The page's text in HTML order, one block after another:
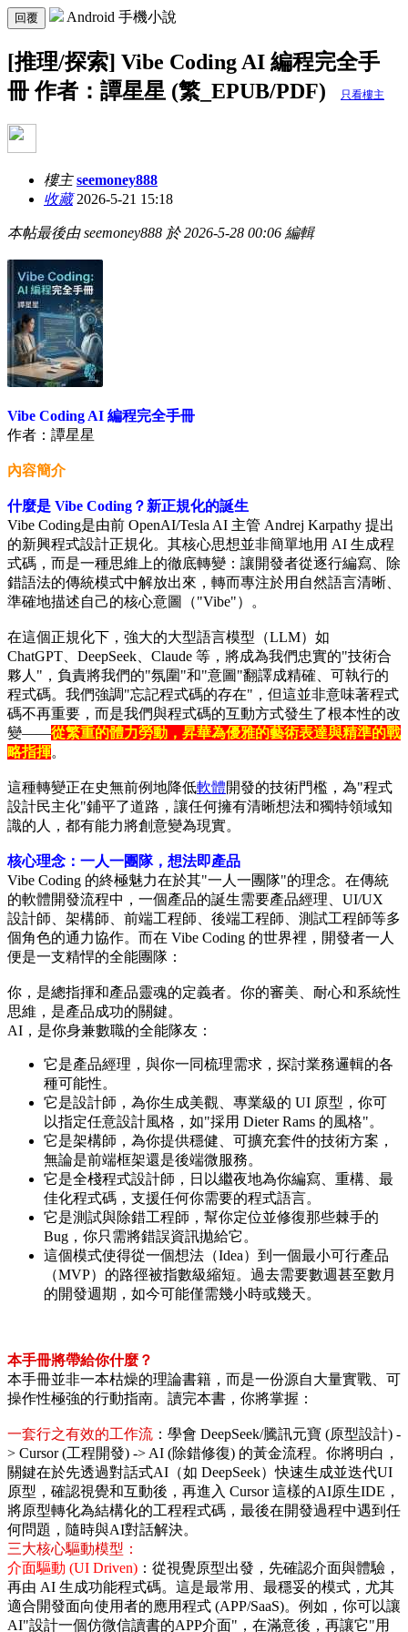
回覆 Android 手機小說
[推理/探索] Vibe Coding AI 編程完全手
冊 作者：譚星星 (繁_EPUB/PDF)
只看樓主
樓主 seemoney888
收藏2026-5-21 15:18
本帖最後由 seemoney888 於 2026-5-28 00:06 編輯
Vibe Coding AI 編程完全手冊
作者：譚星星
內容簡介
什麼是 Vibe Coding？新正規化的誕生
Vibe Coding是由前 OpenAI/Tesla AI 主管 Andrej Karpathy 提出
的新興程式設計正規化。其核心思想並非簡單地用 AI 生成程
式碼，而是一種思維上的徹底轉變：讓開發者從逐行編寫、除
錯語法的傳統模式中解放出來，轉而專注於用自然語言清晰、
準確地描述自己的核心意圖（"Vibe"）。
在這個正規化下，強大的大型語言模型（LLM）如
ChatGPT、DeepSeek、Claude 等，將成為我們忠實的"技術合
夥人"，負責將我們的"氛圍"和"意圖"翻譯成精確、可執行的
程式碼。我們強調"忘記程式碼的存在"，但這並非意味著程式
碼不再重要，而是我們與程式碼的互動方式發生了根本性的改
變——從繁重的體力勞動，昇華為優雅的藝術表達與精準的戰
略指揮。
這種轉變正在史無前例地降低軟體開發的技術門檻，為"程式
設計民主化"鋪平了道路，讓任何擁有清晰想法和獨特領域知
識的人，都有能力將創意變為現實。
核心理念：一人一團隊，想法即產品
Vibe Coding 的終極魅力在於其"一人一團隊"的理念。在傳統
的軟體開發流程中，一個產品的誕生需要產品經理、UI/UX
設計師、架構師、前端工程師、後端工程師、測試工程師等多
個角色的通力協作。而在 Vibe Coding 的世界裡，開發者一人
便是一支精悍的全能團隊：
你，是總指揮和產品靈魂的定義者。你的審美、耐心和系統性
思維，是產品成功的關鍵。
AI，是你身兼數職的全能隊友：
它是產品經理，與你一同梳理需求，探討業務邏輯的各
種可能性。
它是設計師，為你生成美觀、專業級的 UI 原型，你可
以指定任意設計風格，如"採用 Dieter Rams 的風格"。
它是架構師，為你提供穩健、可擴充套件的技術方案，
無論是前端框架還是後端微服務。
它是全棧程式設計師，日以繼夜地為你編寫、重構、最
佳化程式碼，支援任何你需要的程式語言。
它是測試與除錯工程師，幫你定位並修復那些棘手的
Bug，你只需將錯誤資訊拋給它。
這個模式使得從一個想法（Idea）到一個最小可行產品
（MVP）的路徑被指數級縮短。過去需要數週甚至數月
的開發週期，如今可能僅需幾小時或幾天。
本手冊將帶給你什麼？
本手冊並非一本枯燥的理論書籍，而是一份源自大量實戰、可
操作性極強的行動指南。讀完本書，你將掌握：
一套行之有效的工作流 ：學會 DeepSeek/騰訊元寶 (原型設計) -
> Cursor (工程開發) -> AI (除錯修復) 的黃金流程。你將明白，
關鍵在於先透過對話式AI（如 DeepSeek）快速生成並迭代UI
原型，確認視覺和互動後，再進入 Cursor 這樣的AI原生IDE，
將原型轉化為結構化的工程程式碼，最後在開發過程中遇到任
何問題，隨時與AI對話解決。
三大核心驅動模型：
介面驅動 (UI Driven) ：從視覺原型出發，先確認介面與體驗，
再由 AI 生成功能程式碼。這是最常用、最穩妥的模式，尤其
適合開發面向使用者的應用程式 (APP/SaaS)。例如，你可以讓
AI"設計一個仿微信讀書的APP介面"，在滿意後，再讓它"用